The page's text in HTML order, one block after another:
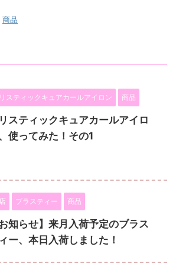
商品
スティックキュアカールアイロン 商品
スティックキュアカールアイロ
使ってみた！その1
ブラスティー 商品
お知らせ】来月入荷予定のブラス
ー、本日入荷しました！